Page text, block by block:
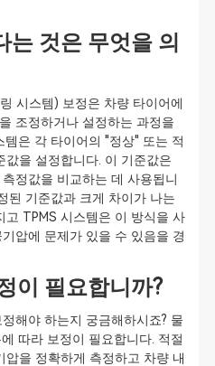
는 것은 무엇을 의
시스템) 보정은 차량 타이어에
조정하거나 설정하는 과정을
은 각 타이어의 "정상" 또는 적
을 설정합니다. 이 기준값은
정값을 비교하는 데 사용됩니
된 기준값과 크게 차이가 나는
고 TPMS 시스템은 이 방식을 사
압에 문제가 있을 수 있음을 경
이 필요합니까?
해야 하는지 궁금해하시죠? 물
따라 보정이 필요합니다. 적절
을 정확하게 측정하고 차량 내